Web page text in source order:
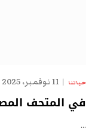
حياتنا 11 نوفمبر، 2025
في المتحف
…